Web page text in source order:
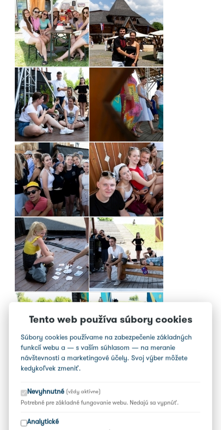
Tento web používa súbory cookies
Súbory cookies používame na zabezpečenie základných
funkcií webu a — s vaším súhlasom — na meranie
návštevnosti a marketingové účely. Svoj výber môžete
kedykoľvek zmeniť.
Nevyhnutné (vždy aktívne)
Potrebné pre základné fungovanie webu. Nedajú sa vypnúť.
Analytické